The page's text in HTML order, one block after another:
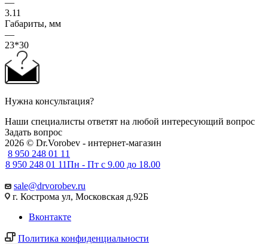
3.11
Габариты, мм
—
23*30
Нужна консультация?
Наши специалисты ответят на любой интересующий вопрос
Задать вопрос
2026 © Dr.Vorobev - интернет-магазин
8 950 248 01 11
8 950 248 01 11Пн - Пт с 9.00 до 18.00
sale@drvorobev.ru
г. Кострома ул, Московская д.92Б
Вконтакте
Политика конфиденциальности